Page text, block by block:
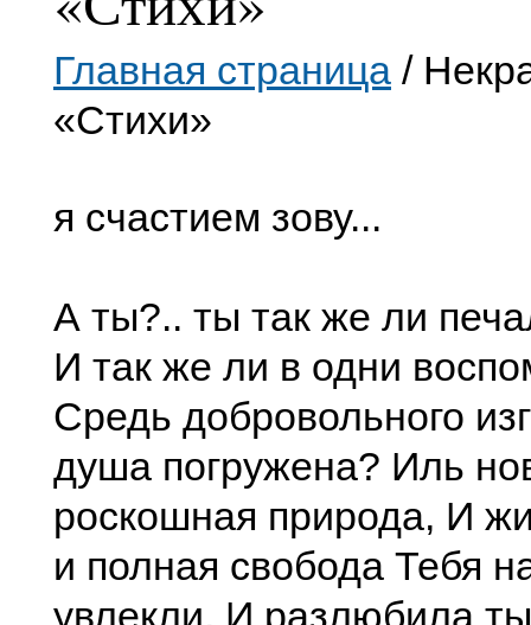
Главная страница /
«Стихи»
я счастием зову...
А ты?.. ты так же ли
И так же ли в одни
Средь добровольного
душа погружена? Иль
роскошная природа, И
и полная свобода Тебя
увлекли, И разлюбила